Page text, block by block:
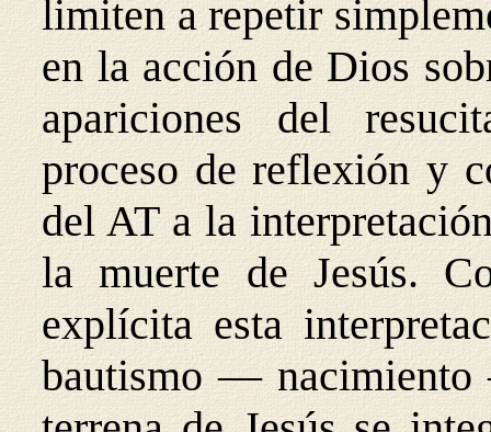
limiten a repetir
en la acción de Dios
apariciones del
proceso de reflexión y
del AT a la
la muerte de Jesús.
explícita esta
bautismo —